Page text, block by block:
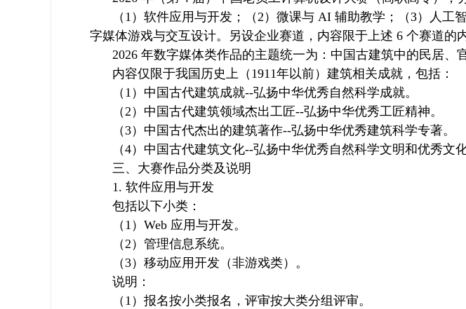
（1）软件应用与开发；（2）微课与 AI 辅助教学；（3）人
字媒体游戏与交互设计。另设企业赛道，内容限于上述 6 个赛道的内
2026 年数字媒体类作品的主题统一为：中国古建筑中的民居、
内容仅限于我国历史上（1911年以前）建筑相关成就，包括：
（1）中国古代建筑成就--弘扬中华优秀自然科学成就。
（2）中国古代建筑领域杰出工匠--弘扬中华优秀工匠精神。
（3）中国古代杰出的建筑著作--弘扬中华优秀建筑科学专著。
（4）中国古代建筑文化--弘扬中华优秀自然科学文明和优秀文化
三、大赛作品分类及说明
1. 软件应用与开发
包括以下小类：
（1）Web 应用与开发。
（2）管理信息系统。
（3）移动应用开发（非游戏类）。
说明：
（1）报名按小类报名，评审按大类分组评审。